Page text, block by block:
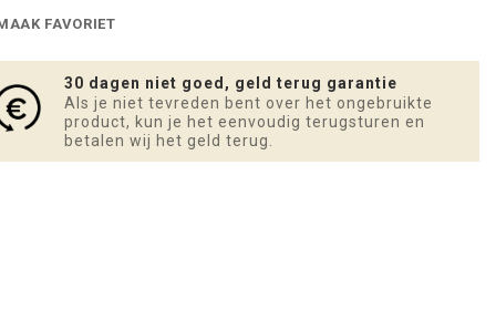
FAVORIET
30 dagen niet goed, geld terug garantie
Als je niet tevreden bent over het ongebruikte
product, kun je het eenvoudig terugsturen en
betalen wij het geld terug.